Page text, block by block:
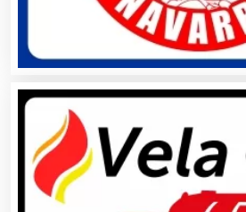
Artículos para Regalos
Artículos Personales
Artículos Publicitarios